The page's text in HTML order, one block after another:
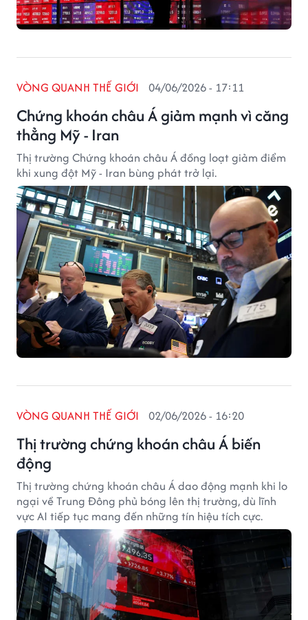
Chứng khoán châu Á giảm mạnh vì căng
thẳng Mỹ - Iran
VÒNG QUANH THẾ GIỚI 04/06/2026 - 17:11
Thị trường Chứng khoán châu Á đồng loạt giảm điểm
khi xung đột Mỹ - Iran bùng phát trở lại.
Thị trường chứng khoán châu Á biến
động
VÒNG QUANH THẾ GIỚI 02/06/2026 - 16:20
Thị trường chứng khoán châu Á dao động mạnh khi lo
ngại về Trung Đông phủ bóng lên thị trường, dù lĩnh
vực AI tiếp tục mang đến những tín hiệu tích cực.